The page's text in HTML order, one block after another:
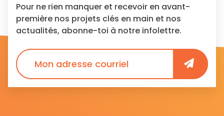
Pour ne rien manquer et recevoir en avant-
première nos projets clés en main et nos
actualités, abonne-toi à notre infolettre.